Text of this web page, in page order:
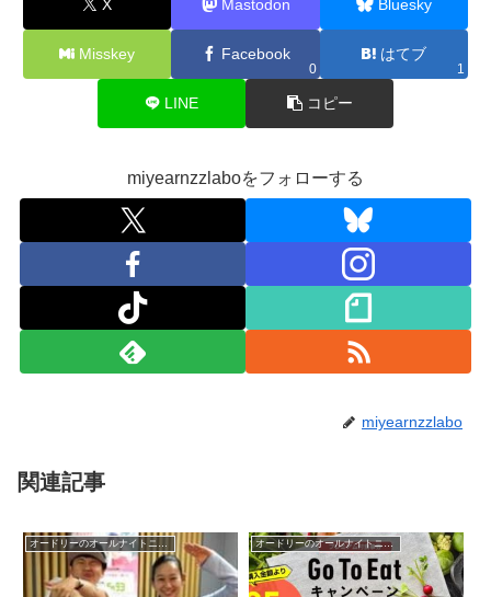
X Mastodon Bluesky
Misskey Facebook
0
はてブ
1
LINE コピー
miyearnzzlaboをフォローする
miyearnzzlabo
関連記事
オードリーのオールナイトニッポン